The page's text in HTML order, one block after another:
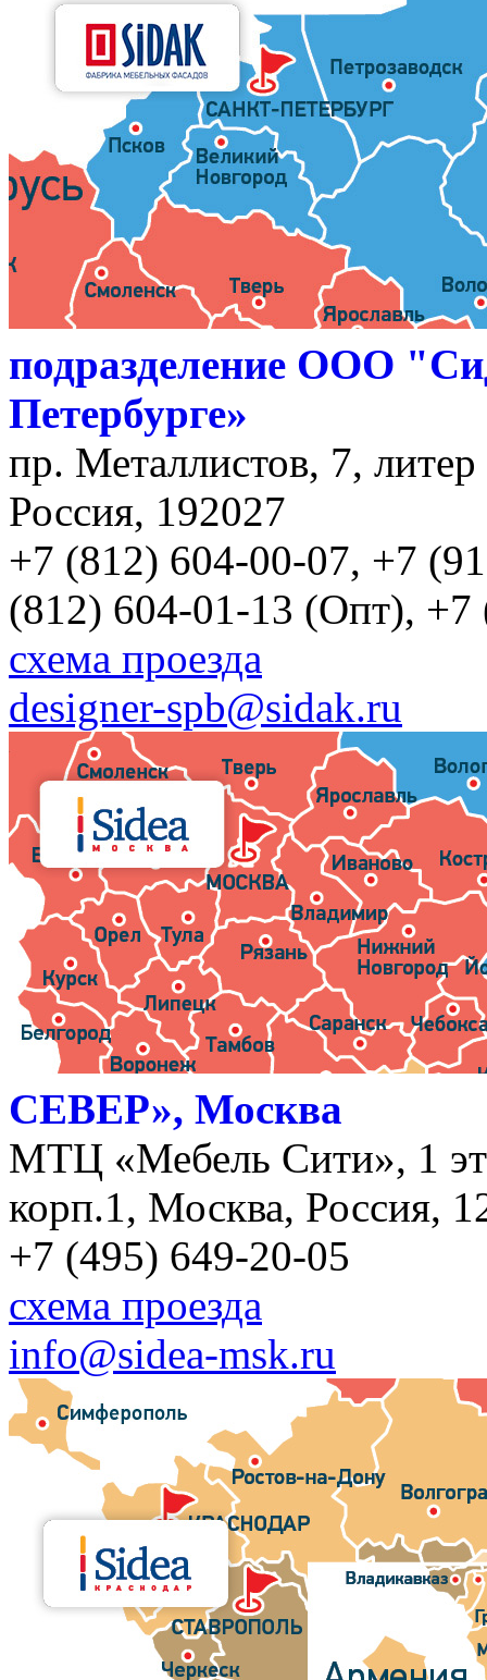
подразделение ООО
Петербурге»
пр. Металлистов, 7,
Россия, 192027
+7 (812) 604-00-07, +7
(812) 604-01-13 (Опт), +7
схема проезда
designer-spb@sidak.ru
СЕВЕР», Москва
МТЦ «Мебель Сити», 1
корп.1, Москва, Россия,
+7 (495) 649-20-05
схема проезда
info@sidea-msk.ru